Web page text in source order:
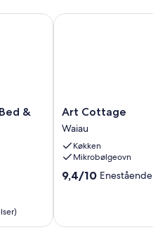
&
& Breakfast
Art
Cottage
Waiau
Art Cottage
Waiau
Køkken
Mikrobølgeovn
9.4
Enestående,
9,4/10 Enestående
Art Cottage